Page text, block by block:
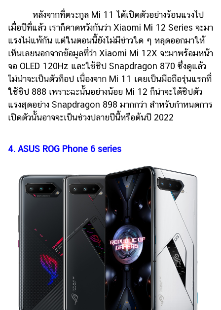
หลังจากที่ตระกูล Mi 11 ได้เปิดตัวอย่างร้อนแรงไป
เมื่อปีที่แล้ว เราก็คาดหวังกันว่า Xiaomi Mi 12 Series จะมา
แรงไม่แพ้กัน แต่ในตอนนี้ยังไม่มีข่าวใด ๆ หลุดออกมาให้
เห็นเลยนอกจากข้อมูลที่ว่า Xiaomi Mi 12X จะมาพร้อมหน้า
จอ OLED 120Hz และใช้ชิป Snapdragon 870 ซึ่งดูแล้ว
ไม่น่าจะเป็นตัวท็อป เนื่องจาก Mi 11 เคยเป็นมือถือรุ่นแรกที่
ใช้ชิป 888 เพราะฉะนั้นอย่างน้อย Mi 12 ก็น่าจะได้ชิปตัว
แรงสุดอย่าง Snapdragon 898 มากกว่า สำหรับกำหนดการ
เปิดตัวนั้นอาจจะเป็นช่วงปลายปีนี้หรือต้นปี 2022
4. ASUS ROG Phone 6 series